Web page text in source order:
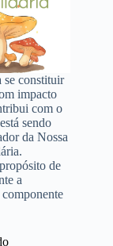
se constituir
impacto
com o
sendo
da Nossa
de
a